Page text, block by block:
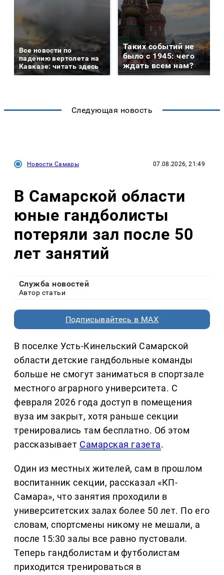
Все новости по
падению вертолета на
Кавказе: читать здесь
Таких событий не
было с 1945: чего
ждать всем нам?
Следующая новость
Новости Самары 07.08.2026, 21:49
В Самарской области
юные гандболисты
потеряли зал после 50
лет занятий
Служба новостей
Автор статьи
Подписывайтесь в MAX
В поселке Усть-Кинельский Самарской
области детские гандбольные команды
больше не смогут заниматься в спортзале
местного аграрного университета. С
февраля 2026 года доступ в помещения
вуза им закрыт, хотя раньше секции
тренировались там бесплатно. Об этом
рассказывает Самарская газета.
Один из местных жителей, сам в прошлом
воспитанник секции, рассказал «КП-
Самара», что занятия проходили в
университетских залах более 50 лет. По его
словам, спортсмены никому не мешали, а
после 15:30 залы все равно пустовали.
Теперь гандболистам и футболистам
приходится тренироваться в